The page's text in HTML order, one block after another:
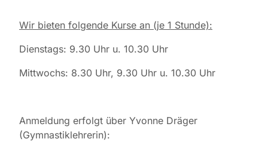
Wir bieten folgende Kurse an (je 1 Stunde):
Dienstags: 9.30 Uhr u. 10.30 Uhr
Mittwochs: 8.30 Uhr, 9.30 Uhr u. 10.30 Uhr
Anmeldung erfolgt über Yvonne Dräger
(Gymnastiklehrerin):